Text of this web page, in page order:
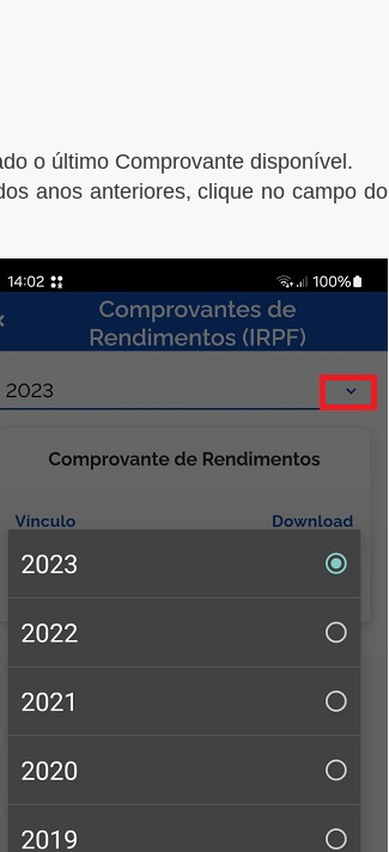
o último Comprovante disponível.
anos anteriores, clique no campo do